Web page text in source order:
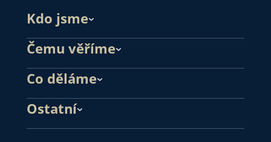
Kdo jsme
Čemu věříme
Co děláme
Ostatní